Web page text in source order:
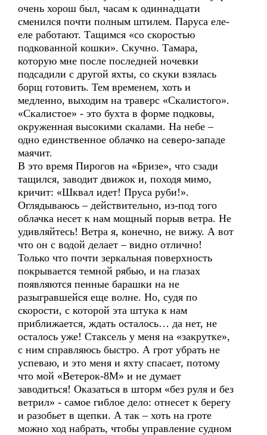
очень хорош был, часам к одиннадцати
сменился почти полным штилем. Паруса еле-
еле работают. Тащимся «со скоростью
подкованной кошки». Скучно. Тамара,
которую мне после последней ночевки
подсадили с другой яхты, со скуки взялась
борщ готовить. Тем временем, хоть и
медленно, выходим на траверс «Скалистого».
«Скалистое» - это бухта в форме подковы,
окруженная высокими скалами. На небе –
одно единственное облачко на северо-западе
маячит.
В это время Пирогов на «Бризе», что сзади
тащился, заводит движок и, походя мимо,
кричит: «Шквал идет! Пруса руби!».
Оглядываюсь – действительно, из-под того
облачка несет к нам мощный порыв ветра. Не
удивляйтесь! Ветра я, конечно, не вижу. А вот
что он с водой делает – видно отлично!
Только что почти зеркальная поверхность
покрывается темной рябью, и на глазах
появляются пенные барашки на не
разыгравшейся еще волне. Но, судя по
скорости, с которой эта штука к нам
приближается, ждать осталось… да нет, не
осталось уже! Стаксель у меня на «закрутке»,
с ним справляюсь быстро. А грот убрать не
успеваю, и это меня и яхту спасает, потому
что мой «Ветерок-8М» и не думает
заводиться! Оказаться в шторм «без руля и без
ветрил» - самое гиблое дело: отнесет к берегу
и разобьет в щепки. А так – хоть на гроте
можно ход набрать, чтобы управление судном